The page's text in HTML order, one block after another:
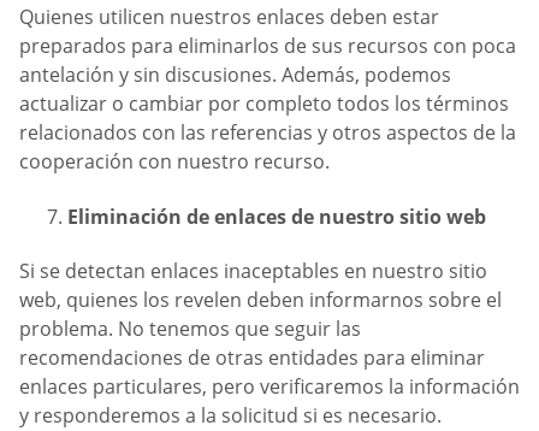
Quienes utilicen nuestros enlaces deben estar
preparados para eliminarlos de sus recursos con poca
antelación y sin discusiones. Además, podemos
actualizar o cambiar por completo todos los términos
relacionados con las referencias y otros aspectos de la
cooperación con nuestro recurso.
Eliminación de enlaces de nuestro sitio web
Si se detectan enlaces inaceptables en nuestro sitio
web, quienes los revelen deben informarnos sobre el
problema. No tenemos que seguir las
recomendaciones de otras entidades para eliminar
enlaces particulares, pero verificaremos la información
y responderemos a la solicitud si es necesario.